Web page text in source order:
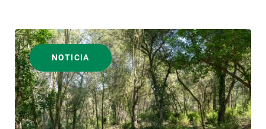
NOTICIA